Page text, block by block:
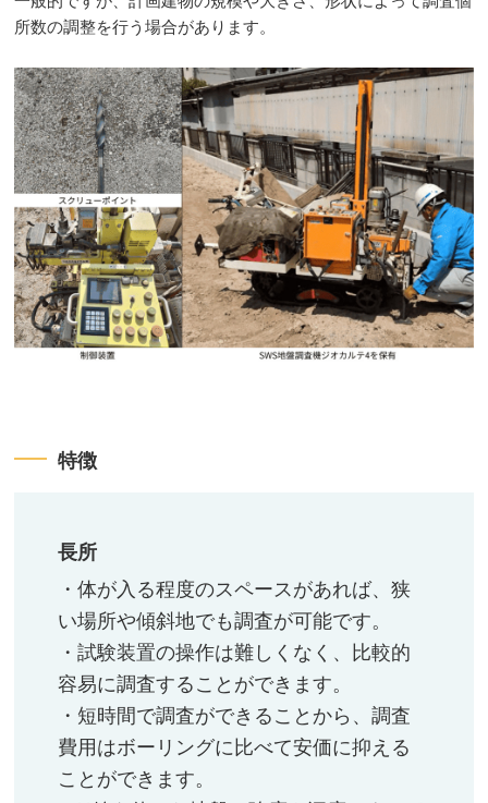
所数の調整を行う場合があります。​
特徴​
長所
・体が入る程度のスペースがあれば、狭
い場所や傾斜地でも調査が可能です。​
・試験装置の操作は難しくなく、比較的
容易に調査することができます。​
・短時間で調査ができることから、調査
費用はボーリングに比べて安価に抑える
ことができます。​